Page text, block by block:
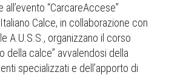
“CarcareAccese”
Calce, in collaborazione con
A.U.S.S., organizzano il corso
della calce” avvalendosi della
specializzati e dell’apporto di